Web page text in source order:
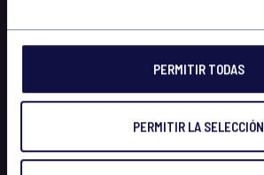
PERMITIR TODAS
PERMITIR LA SELECCIÓN